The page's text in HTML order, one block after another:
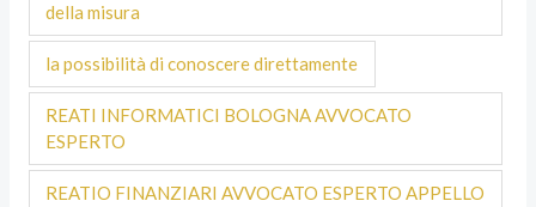
della misura
la possibilità di conoscere direttamente
REATI INFORMATICI BOLOGNA AVVOCATO
ESPERTO
REATIO FINANZIARI AVVOCATO ESPERTO APPELLO